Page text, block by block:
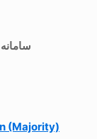
(Majority)